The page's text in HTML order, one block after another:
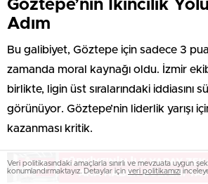
Göztepe’nin İkincilik
Adım
Bu galibiyet, Göztepe için sadece 3
zamanda moral kaynağı oldu. İzmir
birlikte, ligin üst sıralarındaki iddiasını
görünüyor. Göztepe’nin liderlik yarışı
kazanması kritik.
Veri politikasındaki amaçlarla sınırlı ve mevzuata uygun
konumlandırmaktayız. Detaylar için veri politikamızı